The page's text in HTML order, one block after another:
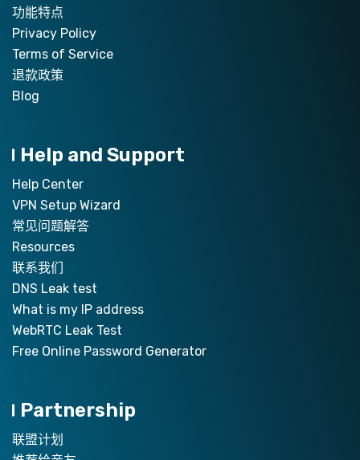
功能特点
Privacy Policy
Terms of Service
退款政策
Blog
Help and Support
Help Center
VPN Setup Wizard
常见问题解答
Resources
联系我们
DNS Leak test
What is my IP address
WebRTC Leak Test
Free Online Password Generator
Partnership
联盟计划